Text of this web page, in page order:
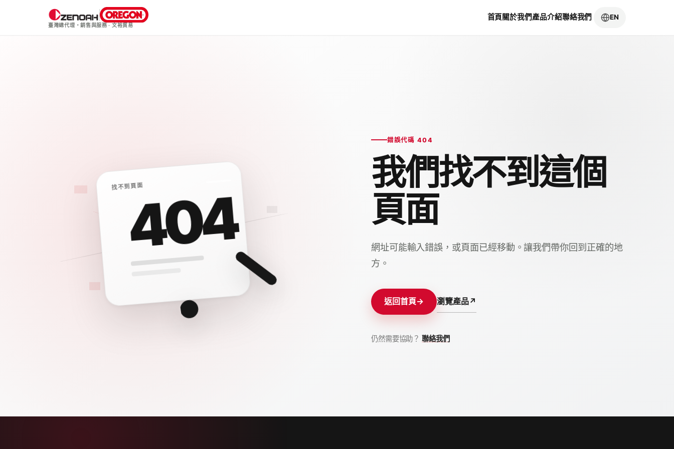
臺灣總代理・銷售與服務 · 文裕貿易
首頁 關於我們產品介紹聯絡我們 EN
找不到頁面404
錯誤代碼 404
我們找不到這個
頁面
網址可能輸入錯誤，或頁面已經移動。讓我們帶你回到正確的地
方。
返回首頁→ 瀏覽產品↗
仍然需要協助？ 聯絡我們